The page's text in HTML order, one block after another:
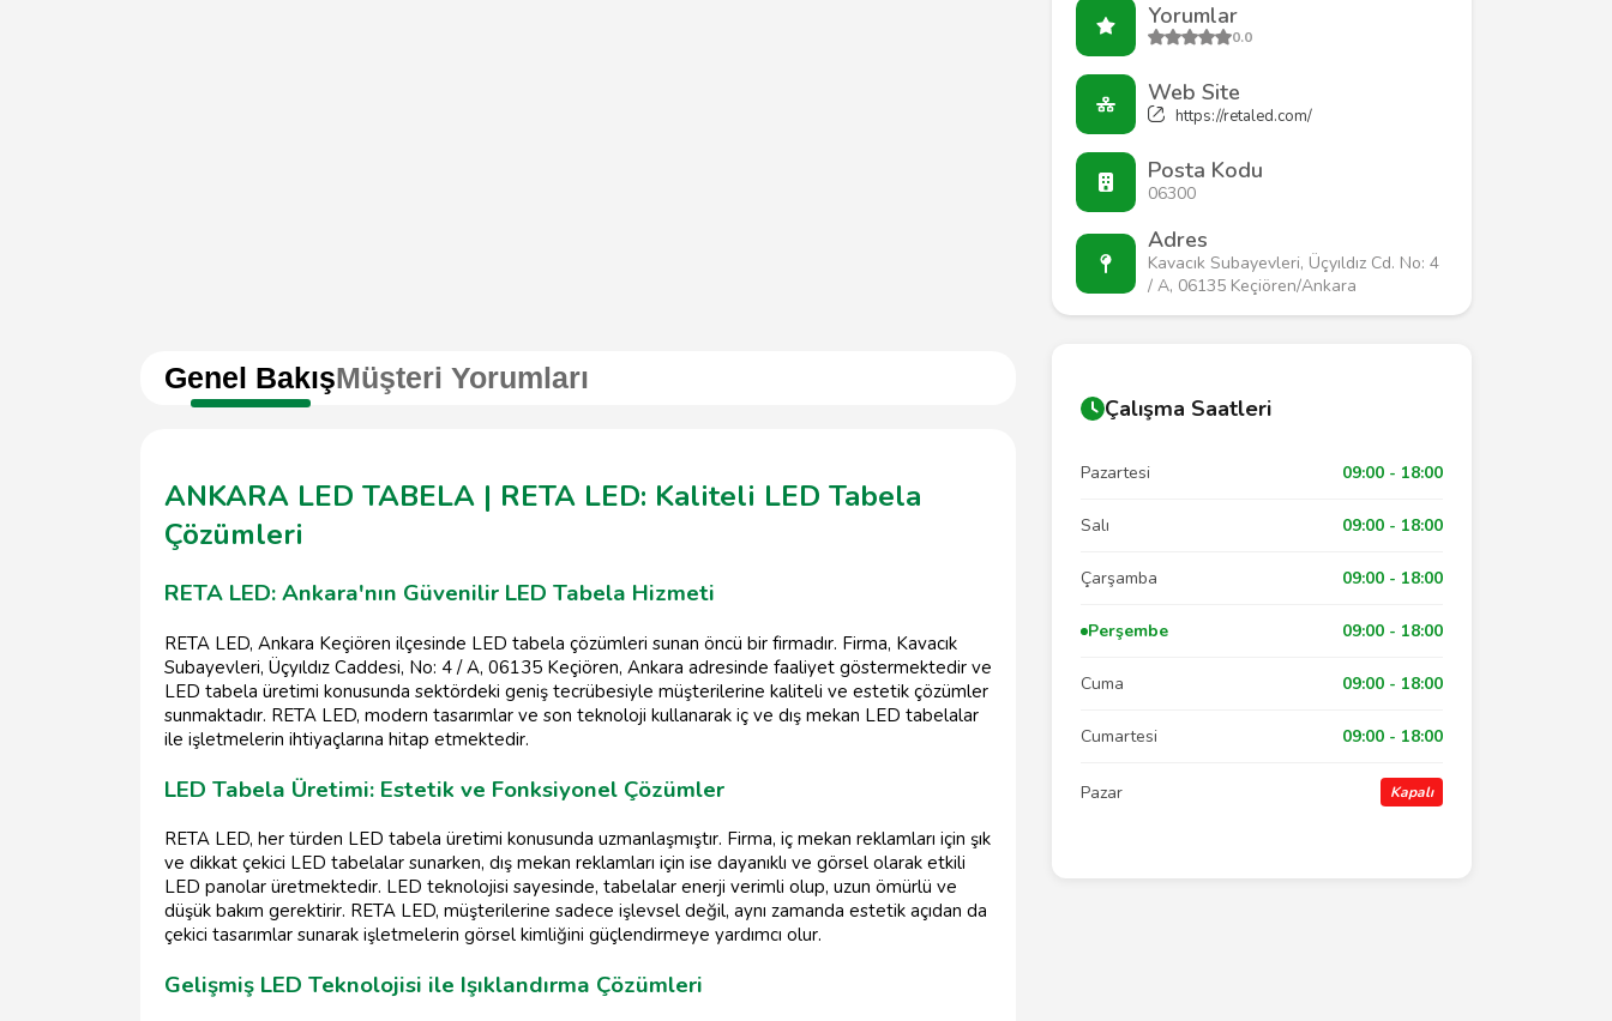
Yorumlar
0.0
Web Site
https://retaled.com/
Posta Kodu
06300
Adres
Kavacık Subayevleri, Üçyıldız Cd. No: 4
/ A, 06135 Keçiören/Ankara
Genel BakışMüşteri Yorumları
ANKARA LED TABELA | RETA LED: Kaliteli LED Tabela
Çözümleri
RETA LED: Ankara'nın Güvenilir LED Tabela Hizmeti
RETA LED, Ankara Keçiören ilçesinde LED tabela çözümleri sunan öncü bir firmadır. Firma, Kavacık
Subayevleri, Üçyıldız Caddesi, No: 4 / A, 06135 Keçiören, Ankara adresinde faaliyet göstermektedir ve
LED tabela üretimi konusunda sektördeki geniş tecrübesiyle müşterilerine kaliteli ve estetik çözümler
sunmaktadır. RETA LED, modern tasarımlar ve son teknoloji kullanarak iç ve dış mekan LED tabelalar
ile işletmelerin ihtiyaçlarına hitap etmektedir.
LED Tabela Üretimi: Estetik ve Fonksiyonel Çözümler
RETA LED, her türden LED tabela üretimi konusunda uzmanlaşmıştır. Firma, iç mekan reklamları için şık
ve dikkat çekici LED tabelalar sunarken, dış mekan reklamları için ise dayanıklı ve görsel olarak etkili
LED panolar üretmektedir. LED teknolojisi sayesinde, tabelalar enerji verimli olup, uzun ömürlü ve
düşük bakım gerektirir. RETA LED, müşterilerine sadece işlevsel değil, aynı zamanda estetik açıdan da
çekici tasarımlar sunarak işletmelerin görsel kimliğini güçlendirmeye yardımcı olur.
Gelişmiş LED Teknolojisi ile Işıklandırma Çözümleri
Çalışma Saatleri
Pazartesi 09:00 - 18:00
Salı 09:00 - 18:00
Çarşamba 09:00 - 18:00
Perşembe 09:00 - 18:00
Cuma 09:00 - 18:00
Cumartesi 09:00 - 18:00
Pazar Kapalı